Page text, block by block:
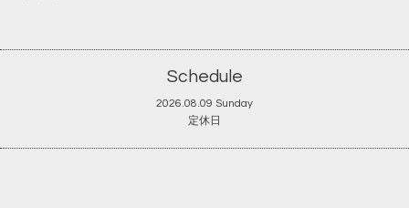
Schedule
2026.08.09 Sunday
定休日